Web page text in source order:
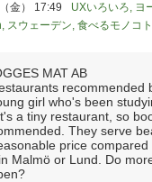
金） 17:49 UXいろいろ, ヨ
, スウェーデン,食べるモノコト
MAT AB
recommended
girl who's been
a tiny restaurant, so
They serve
price compared
Malmö or Lund. Do